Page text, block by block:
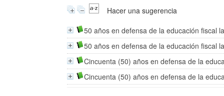
Hacer una sugerencia
50 años en defensa de la educación fiscal
50 años en defensa de la educación fiscal
Cincuenta (50) años en defensa de la
Cincuenta (50) años en defensa de la